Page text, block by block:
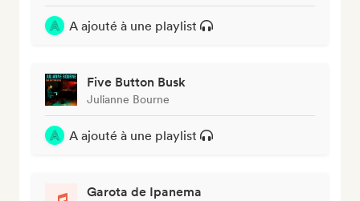
A ajouté à une playlist
Five Button Busk
Julianne Bourne
A ajouté à une playlist
Garota de Ipanema